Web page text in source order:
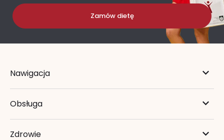
Zamów dietę
Nawigacja
Obsługa
Zdrowie